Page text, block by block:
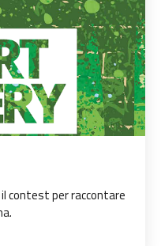
contest per raccontare